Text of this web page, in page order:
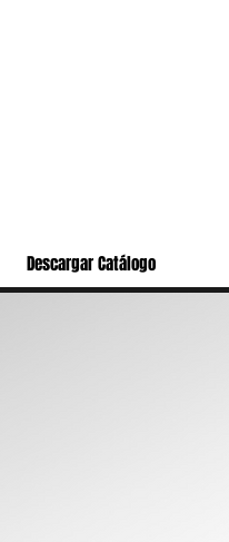
Descargar Catálogo